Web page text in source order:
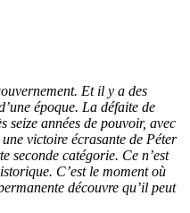
Et il y a des
époque. La défaite de
années de pouvoir, avec
victoire écrasante de Péter
seconde catégorie. Ce n’est
C’est le moment où
découvre qu’il peut